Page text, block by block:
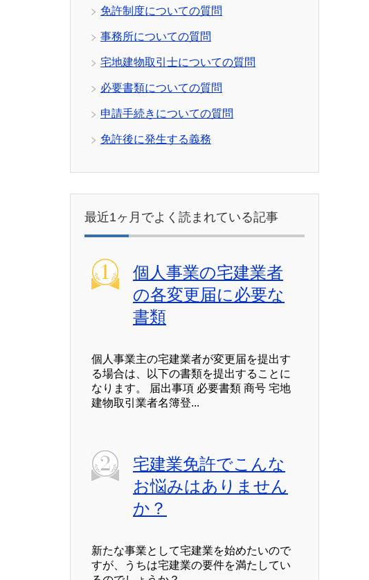
免許制度についての質問
事務所についての質問
宅地建物取引士についての質問
必要書類についての質問
申請手続きについての質問
免許後に発生する義務
最近1ヶ月でよく読まれている記事
個人事業の宅建業者
の各変更届に必要な
書類
個人事業主の宅建業者が変更届を提出す
る場合は、以下の書類を提出することに
なります。 届出事項 必要書類 商号 宅地
建物取引業者名簿登...
宅建業免許でこんな
お悩みはありません
か？
新たな事業として宅建業を始めたいので
すが、うちは宅建業の要件を満たしてい